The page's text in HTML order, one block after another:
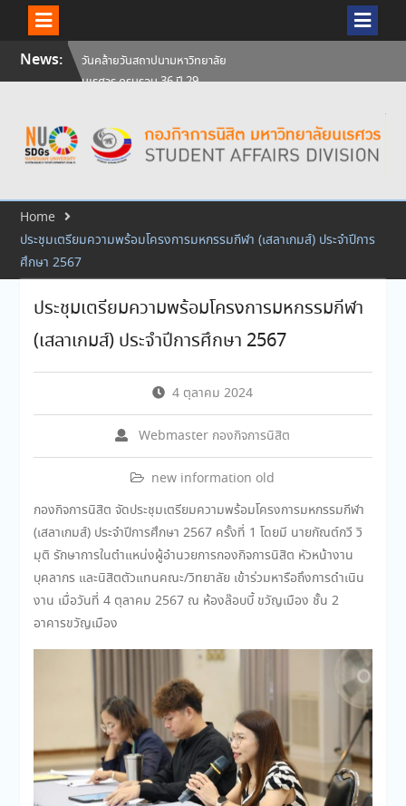
SkipNews:
วันคล้ายวันสถาปนามหาวิทยาลัย
นเรศวร ครบรอบ 36 ปี 29
สัมภาษณ์นิสิตเพื่อพิจารณาเข้ารับ
ทุนการศึกษามหาวิทยาลัยนเรศวร
ประจำปีการศึกษา 256
แก่นิสิตปัจจุบัน
Home
ประชุมเตรียมความพร้อมโครงการมหกรรมกีฬา (เสลาเกมส์) ประจำปีการ
ศึกษา 2567
ประชุมเตรียมความพร้อมโครงการมหกรรมกีฬา
(เสลาเกมส์) ประจำปีการศึกษา 2567
4 ตุลาคม 2024
Webmaster กองกิจการนิสิต
new information old
กองกิจการนิสิต จัดประชุมเตรียมความพร้อมโครงการมหกรรมกีฬา
(เสลาเกมส์) ประจำปีการศึกษา 2567 ครั้งที่ 1 โดยมี นายกัณต์กวี วิ
มุติ รักษาการในตำแหน่งผู้อำนวยการกองกิจการนิสิต หัวหน้างาน
บุคลากร และนิสิตตัวแทนคณะ/วิทยาลัย เข้าร่วมหารือถึงการดำเนิน
งาน เมื่อวันที่ 4 ตุลาคม 2567 ณ ห้องล๊อบบี้ ขวัญเมือง ชั้น 2
อาคารขวัญเมือง